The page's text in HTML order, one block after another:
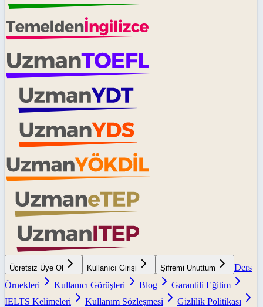
Ücretsiz Üye Ol Kullanıcı Girişi Şifremi Unuttum
Ders
Örnekleri
Kullanıcı Görüşleri Blog
Garantili Eğitim
IELTS Kelimeleri
Kullanım Sözleşmesi
Gizlilik Politikası